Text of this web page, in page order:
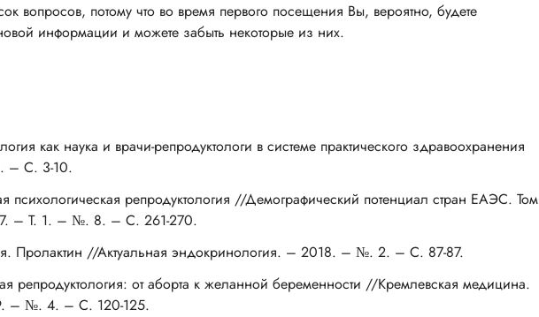
вопросов, потому что во время первого посещения Вы, вероятно, будете
информации и можете забыть некоторые из них.
как наука и врачи-репродуктологи в системе практического здравоохранения
– С. 3-10.
психологическая репродуктология //Демографический потенциал стран ЕАЭС. Том
– Т. 1. – №. 8. – С. 261-270.
Пролактин //Актуальная эндокринология. – 2018. – №. 2. – С. 87-87.
репродуктология: от аборта к желанной беременности //Кремлевская медицина.
– №. 4. – С. 120-125.